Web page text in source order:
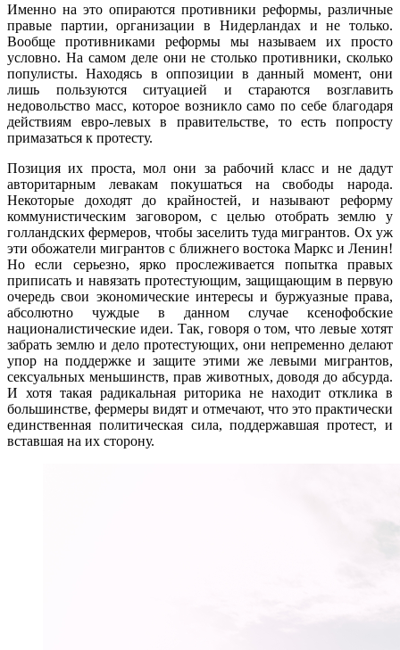
Именно на это опираются противники реформы, различные
правые партии, организации в Нидерландах и не только.
Вообще противниками реформы мы называем их просто
условно. На самом деле они не столько противники, сколько
популисты. Находясь в оппозиции в данный момент, они
лишь пользуются ситуацией и стараются возглавить
недовольство масс, которое возникло само по себе благодаря
действиям евро-левых в правительстве, то есть попросту
примазаться к протесту.
Позиция их проста, мол они за рабочий класс и не дадут
авторитарным левакам покушаться на свободы народа.
Некоторые доходят до крайностей, и называют реформу
коммунистическим заговором, с целью отобрать землю у
голландских фермеров, чтобы заселить туда мигрантов. Ох уж
эти обожатели мигрантов с ближнего востока Маркс и Ленин!
Но если серьезно, ярко прослеживается попытка правых
приписать и навязать протестующим, защищающим в первую
очередь свои экономические интересы и буржуазные права,
абсолютно чуждые в данном случае ксенофобские
националистические идеи. Так, говоря о том, что левые хотят
забрать землю и дело протестующих, они непременно делают
упор на поддержке и защите этими же левыми мигрантов,
сексуальных меньшинств, прав животных, доводя до абсурда.
И хотя такая радикальная риторика не находит отклика в
большинстве, фермеры видят и отмечают, что это практически
единственная политическая сила, поддержавшая протест, и
вставшая на их сторону.